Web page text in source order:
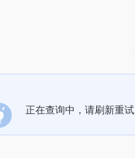
正在查询中，请刷新重试